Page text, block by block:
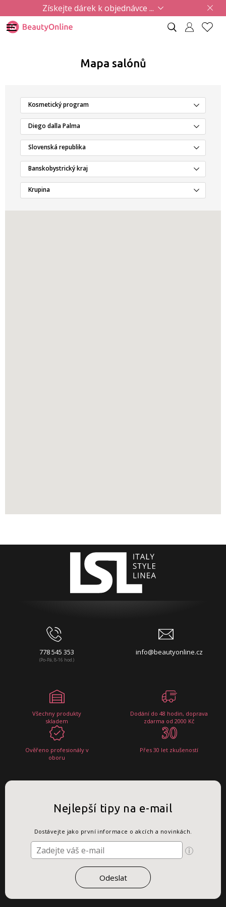
Získejte dárek k objednávce ...
Mapa salónů
Kosmetický program
Diego dalla Palma
Slovenská republika
Banskobystrický kraj
Krupina
778 545 353
(Po-Pá, 8-16 hod.)
info@beautyonline.cz
Všechny produkty
skladem
Dodání do 48 hodin, doprava
zdarma od 2000 Kč
Ověřeno profesionály v
oboru
Přes 30 let zkušeností
Nejlepší tipy na e-mail
Dostávejte jako první informace o akcích a novinkách.